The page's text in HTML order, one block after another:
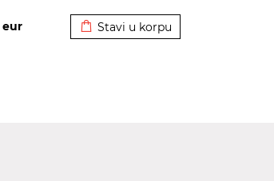
eur Stavi u korpu